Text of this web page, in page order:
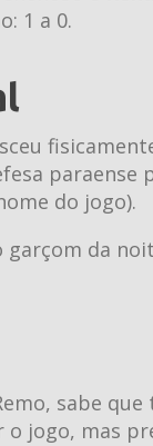
1 a 0.
do jogo).
da
sabe
jogo, mas